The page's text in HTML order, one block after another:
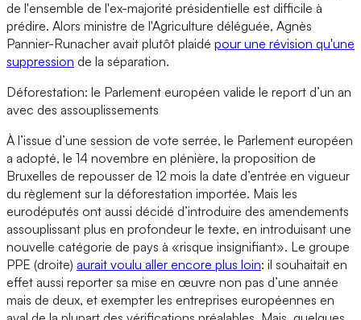
de l'ensemble de l'ex-majorité présidentielle est difficile à
prédire. Alors ministre de l'Agriculture déléguée, Agnès
Pannier-Runacher avait plutôt plaidé pour une révision qu'une
suppression de la séparation.
Déforestation: le Parlement européen valide le report d’un an
avec des assouplissements
À l’issue d’une session de vote serrée, le Parlement européen
a adopté, le 14 novembre en plénière, la proposition de
Bruxelles de repousser de 12 mois la date d’entrée en vigueur
du règlement sur la déforestation importée. Mais les
eurodéputés ont aussi décidé d’introduire des amendements
assouplissant plus en profondeur le texte, en introduisant une
nouvelle catégorie de pays à «risque insignifiant». Le groupe
PPE (droite) aurait voulu aller encore plus loin: il souhaitait en
effet aussi reporter sa mise en œuvre non pas d’une année
mais de deux, et exempter les entreprises européennes en